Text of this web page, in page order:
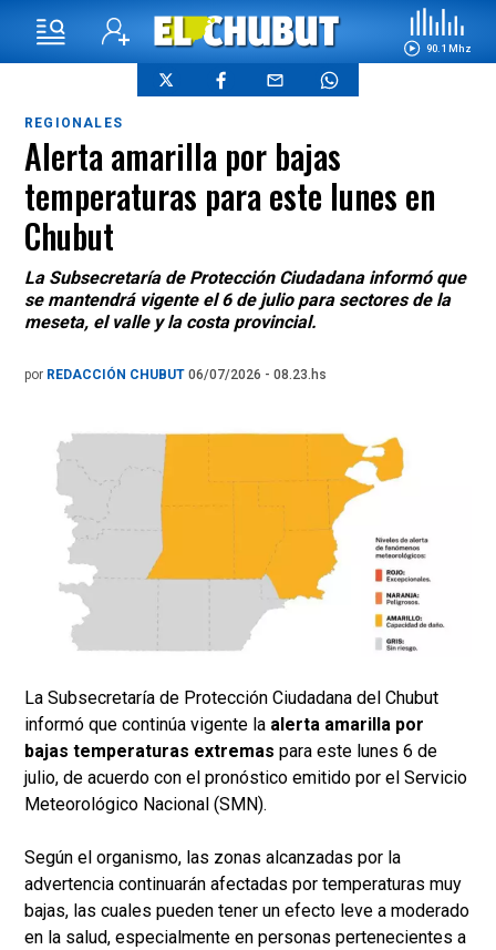
90.1 Mhz
REGIONALES
Alerta amarilla por bajas
temperaturas para este lunes en
Chubut
La Subsecretaría de Protección Ciudadana informó que
se mantendrá vigente el 6 de julio para sectores de la
meseta, el valle y la costa provincial.
por REDACCIÓN CHUBUT 06/07/2026 - 08.23.hs
La Subsecretaría de Protección Ciudadana del Chubut
informó que continúa vigente la alerta amarilla por
bajas temperaturas extremas para este lunes 6 de
julio, de acuerdo con el pronóstico emitido por el Servicio
Meteorológico Nacional (SMN).
Según el organismo, las zonas alcanzadas por la
advertencia continuarán afectadas por temperaturas muy
bajas, las cuales pueden tener un efecto leve a moderado
en la salud, especialmente en personas pertenecientes a